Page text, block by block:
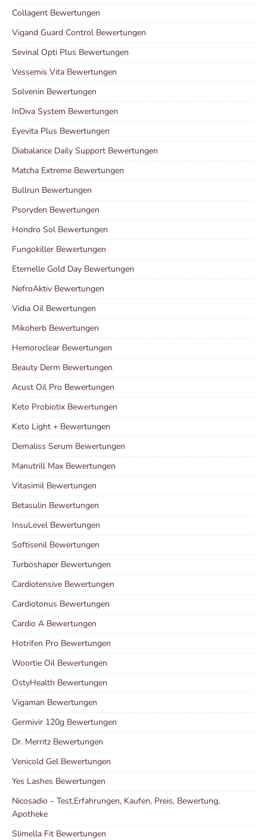
Collagent Bewertungen
Vigand Guard Control Bewertungen
Sevinal Opti Plus Bewertungen
Vessemis Vita Bewertungen
Solvenin Bewertungen
InDiva System Bewertungen
Eyevita Plus Bewertungen
Diabalance Daily Support Bewertungen
Matcha Extreme Bewertungen
Bullrun Bewertungen
Psoryden Bewertungen
Hondro Sol Bewertungen
Fungokiller Bewertungen
Eternelle Gold Day Bewertungen
NefroAktiv Bewertungen
Vidia Oil Bewertungen
Mikoherb Bewertungen
Hemoroclear Bewertungen
Beauty Derm Bewertungen
Acust Oil Pro Bewertungen
Keto Probiotix Bewertungen
Keto Light + Bewertungen
Demaliss Serum Bewertungen
Manutrill Max Bewertungen
Vitasimil Bewertungen
Betasulin Bewertungen
InsuLevel Bewertungen
Softisenil Bewertungen
Turboshaper Bewertungen
Cardiotensive Bewertungen
Cardiotonus Bewertungen
Cardio A Bewertungen
Hotrifen Pro Bewertungen
Woortie Oil Bewertungen
OstyHealth Bewertungen
Vigaman Bewertungen
Germivir 120g Bewertungen
Dr. Merritz Bewertungen
Venicold Gel Bewertungen
Yes Lashes Bewertungen
Nicosadio – Test,Erfahrungen, Kaufen, Preis, Bewertung,
Apotheke
Slimella Fit Bewertungen